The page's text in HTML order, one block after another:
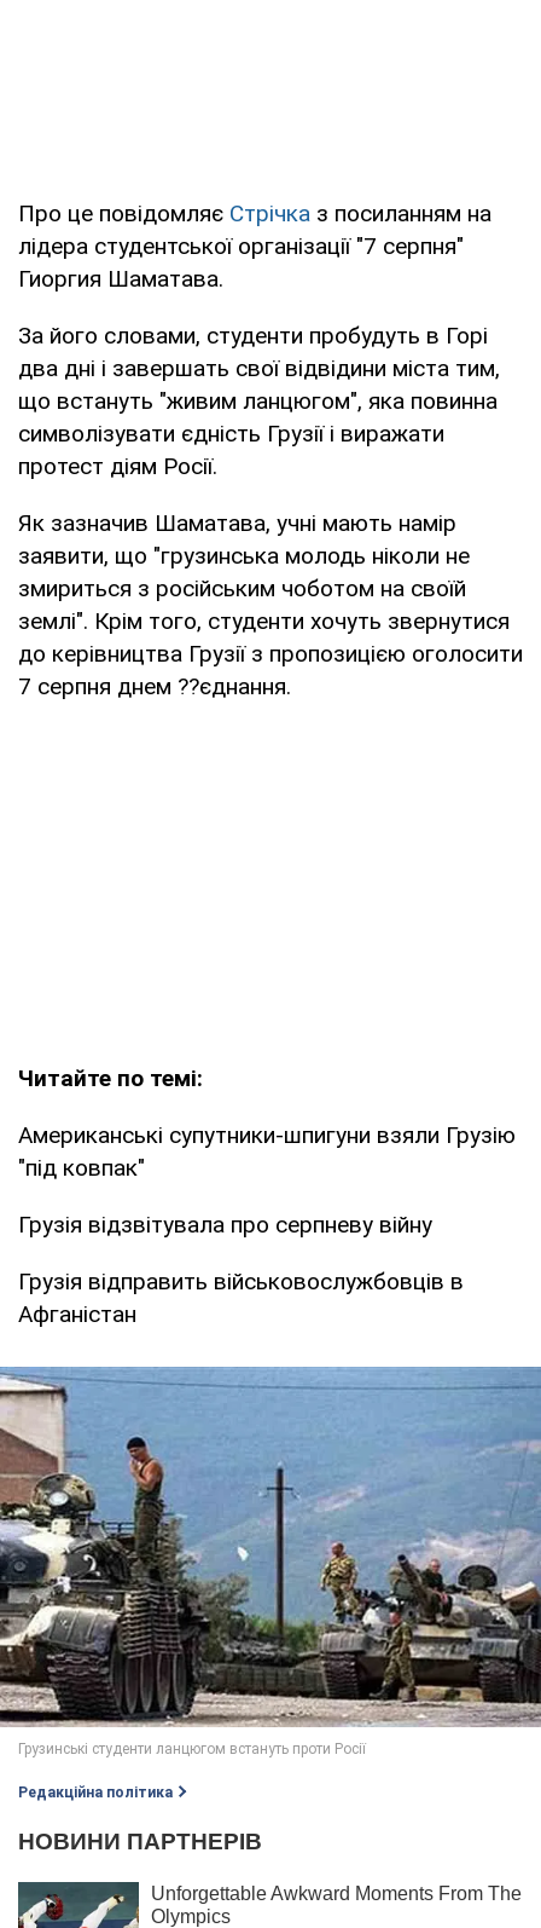
Про це повідомляє Стрічка з посиланням на
лідера студентської організації "7 серпня"
Гиоргия Шаматава.
За його словами, студенти пробудуть в Горі
два дні і завершать свої відвідини міста тим,
що встануть "живим ланцюгом", яка повинна
символізувати єдність Грузії і виражати
протест діям Росії.
Як зазначив Шаматава, учні мають намір
заявити, що "грузинська молодь ніколи не
змириться з російським чоботом на своїй
землі". Крім того, студенти хочуть звернутися
до керівництва Грузії з пропозицією оголосити
7 серпня днем ??єднання.
Читайте по темі:
Американські супутники-шпигуни взяли Грузію
"під ковпак"
Грузія відзвітувала про серпневу війну
Грузія відправить військовослужбовців в
Афганістан
Редакційна політика